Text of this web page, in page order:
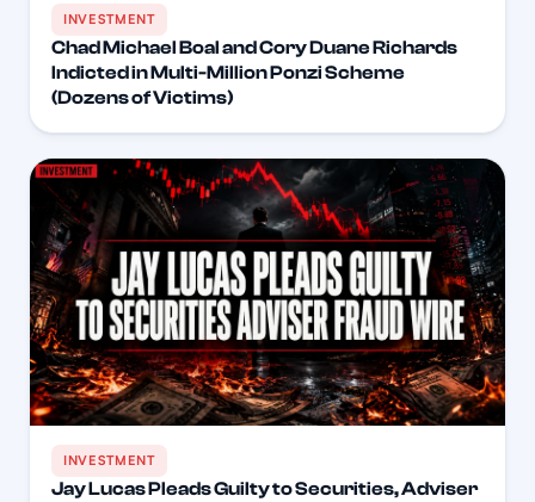
INVESTMENT
Chad Michael Boal and Cory Duane Richards
Indicted in Multi-Million Ponzi Scheme
(Dozens of Victims)
INVESTMENT
Jay Lucas Pleads Guilty to Securities, Adviser